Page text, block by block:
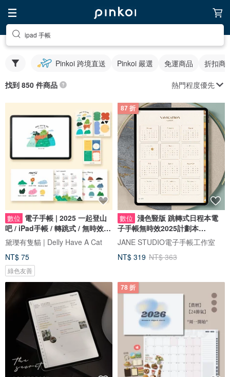
ipad 手帳
Pinkoi 跨境直送 Pinkoi 嚴選 免運商品 折扣商
找到 850 件商品 熱門程度優先
數位 電子手帳 | 2025 一起登山
吧 / iPad手帳 / 轉跳式 / 無時效手
帳
黛瓅有隻貓 | Delly Have A Cat
NT$ 75
綠色友善
87 折
數位 淺色豎版 跳轉式日程本電
子手帳無時效2025計劃本
goodnotes模板
JANE STUDIO電子手帳工作室
NT$ 319 NT$ 363
78 折